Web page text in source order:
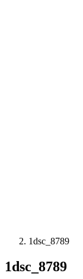
1dsc_8789
1dsc_8789